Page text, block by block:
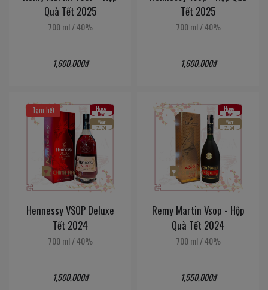
Quà Tết 2025
700 ml /40%
1,600,000đ
Tết 2025
700 ml /40%
1,600,000đ
Tạm hết Happy
New
Year
2024
Hennessy VSOP Deluxe
Tết 2024
700 ml/40%
1,500,000đ
Happy
New
Year
2024
Remy Martin Vsop - Hộp
Quà Tết 2024
700 ml/40%
1,550,000đ